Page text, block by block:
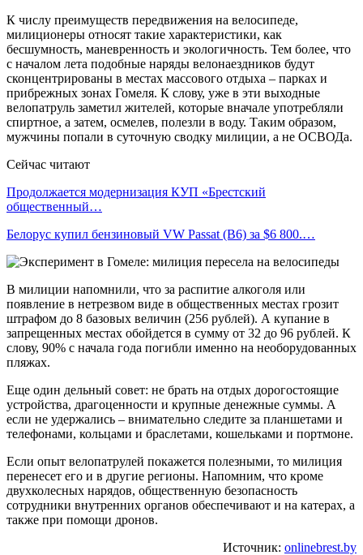
К числу преимуществ передвижения на велосипеде,
милиционеры относят такие характеристики, как
бесшумность, маневренность и экологичность. Тем более, что
с началом лета подобные наряды велонаездников будут
сконцентрированы в местах массового отдыха – парках и
прибрежных зонах Гомеля. К слову, уже в эти выходные
велопатруль заметил жителей, которые вначале употребляли
спиртное, а затем, осмелев, полезли в воду. Таким образом,
мужчины попали в суточную сводку милиции, а не ОСВОДа.
Сейчас читают
Продолжается модернизация КУП «Брестский
общественный…
Белорус купил бензиновый VW Passat (B6) за $6 800.…
В милиции напомнили, что за распитие алкоголя или
появление в нетрезвом виде в общественных местах грозит
штрафом до 8 базовых величин (256 рублей). А купание в
запрещенных местах обойдется в сумму от 32 до 96 рублей. К
слову, 90% с начала года погибли именно на необорудованных
пляжах.
Еще один дельный совет: не брать на отдых дорогостоящие
устройства, драгоценности и крупные денежные суммы. А
если не удержались – внимательно следите за планшетами и
телефонами, кольцами и браслетами, кошельками и портмоне.
Если опыт велопатрулей покажется полезными, то милиция
перенесет его и в другие регионы. Напомним, что кроме
двухколесных нарядов, общественную безопасность
сотрудники внутренних органов обеспечивают и на катерах, а
также при помощи дронов.
Источник: onlinebrest.by